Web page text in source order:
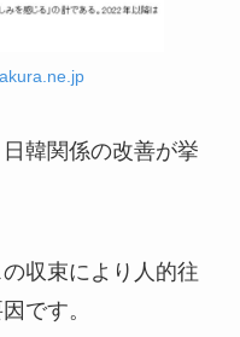
韓関係の改善が挙
収束により人的往
です。